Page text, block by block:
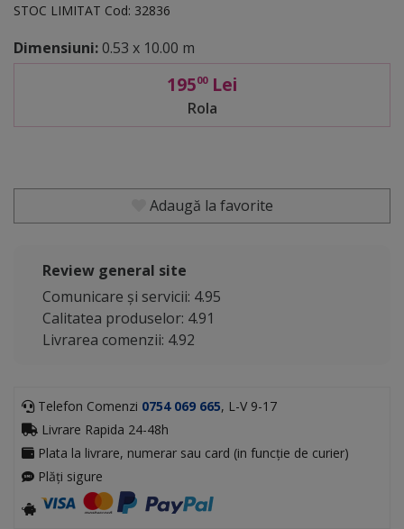
STOC LIMITAT Cod: 32836
Dimensiuni:0.53 x 10.00 m
19500Lei
Rola
Adaugă la favorite
Review general site
Comunicare și servicii: 4.95
Calitatea produselor: 4.91
Livrarea comenzii: 4.92
Telefon Comenzi 0754 069 665, L-V 9-17
Livrare Rapida 24-48h
Plata la livrare, numerar sau card (in funcție de curier)
Plăți sigure